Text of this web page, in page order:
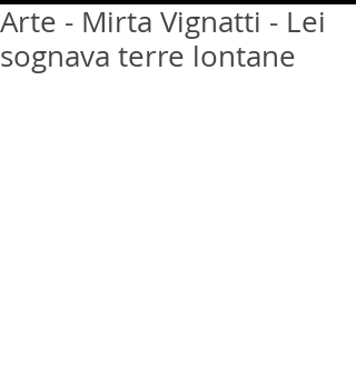
Arte - Mirta Vignatti - Lei
sognava terre lontane